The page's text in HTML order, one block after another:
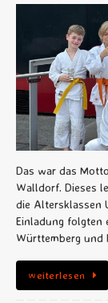
Das war das
Walldorf. Dieses
die Altersklassen
Einladung folgten
Württemberg und
weiterlesen